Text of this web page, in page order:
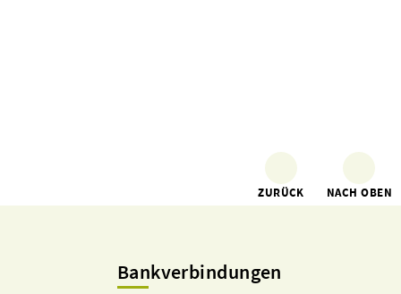
ZURÜCK NACH OBEN
Bankverbindungen